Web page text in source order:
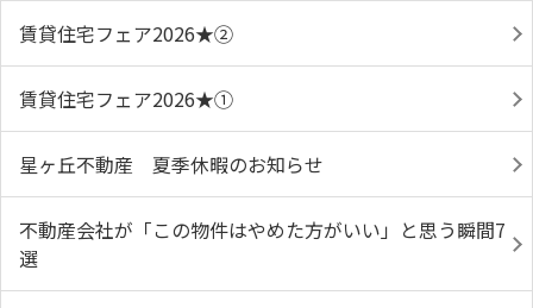
賃貸住宅フェア2026★➁
賃貸住宅フェア2026★①
星ヶ丘不動産 夏季休暇のお知らせ
不動産会社が「この物件はやめた方がいい」と思う瞬間7
選